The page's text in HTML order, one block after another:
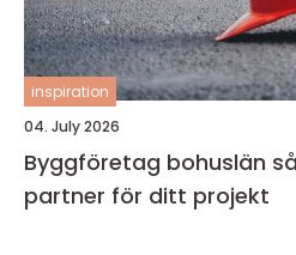
inspiration
04. July 2026
Byggföretag bohuslän så hittar du rätt
partner för ditt projekt